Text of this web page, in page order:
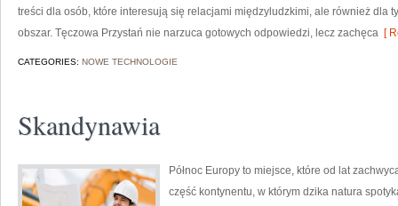
treści dla osób, które interesują się relacjami międzyludzkimi, ale również dla
obszar. Tęczowa Przystań nie narzuca gotowych odpowiedzi, lecz zachęca [
CATEGORIES: NOWE TECHNOLOGIE
Skandynawia
Północ Europy to miejsce, które od lat
część kontynentu, w którym dzika natura